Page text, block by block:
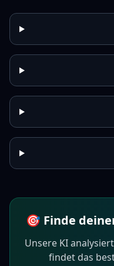
🎯 Finde
Unsere KI
findet das